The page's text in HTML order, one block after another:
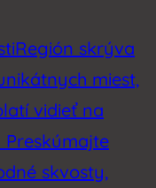
Región skrýva
miest,
vidieť na
Preskúmajte
skvosty,